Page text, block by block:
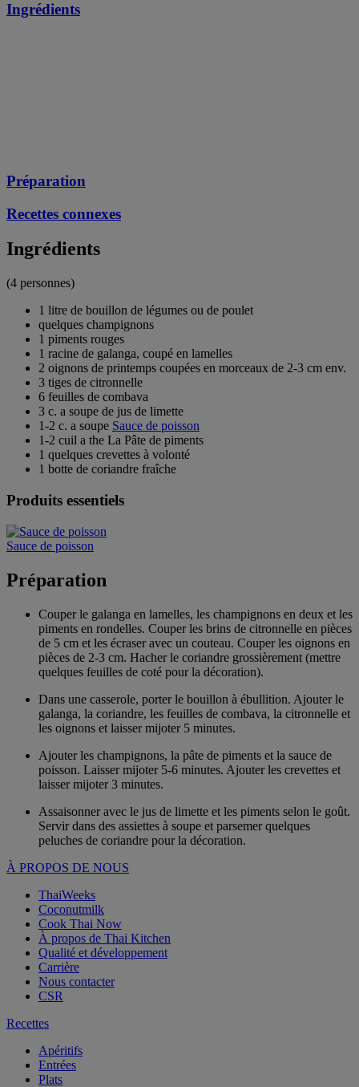
Ingrédients
Préparation
Recettes connexes
Ingrédients
(4 personnes)
1 litre de bouillon de légumes ou de poulet
quelques champignons
1 piments rouges
1 racine de galanga, coupé en lamelles
2 oignons de printemps coupées en morceaux de 2-3 cm env.
3 tiges de citronnelle
6 feuilles de combava
3 c. a soupe de jus de limette
1-2 c. a soupe Sauce de poisson
1-2 cuil a the La Pâte de piments
1 quelques crevettes à volonté
1 botte de coriandre fraîche
Produits essentiels
Sauce de poisson
Préparation
Couper le galanga en lamelles, les champignons en deux et les
piments en rondelles. Couper les brins de citronnelle en pièces
de 5 cm et les écraser avec un couteau. Couper les oignons en
pièces de 2-3 cm. Hacher le coriandre grossièrement (mettre
quelques feuilles de coté pour la décoration).
Dans une casserole, porter le bouillon à ébullition. Ajouter le
galanga, la coriandre, les feuilles de combava, la citronnelle et
les oignons et laisser mijoter 5 minutes.
Ajouter les champignons, la pâte de piments et la sauce de
poisson. Laisser mijoter 5-6 minutes. Ajouter les crevettes et
laisser mijoter 3 minutes.
Assaisonner avec le jus de limette et les piments selon le goût.
Servir dans des assiettes à soupe et parsemer quelques
peluches de coriandre pour la décoration.
À PROPOS DE NOUS
ThaiWeeks
Coconutmilk
Cook Thai Now
À propos de Thai Kitchen
Qualité et développement
Carrière
Nous contacter
CSR
Recettes
Apéritifs
Entrées
Plats